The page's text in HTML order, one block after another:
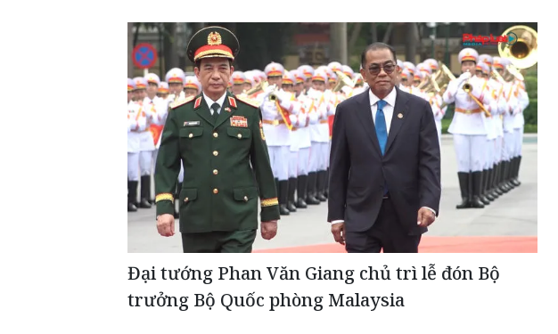
Đại tướng Phan Văn Giang chủ trì lễ đón Bộ
trưởng Bộ Quốc phòng Malaysia